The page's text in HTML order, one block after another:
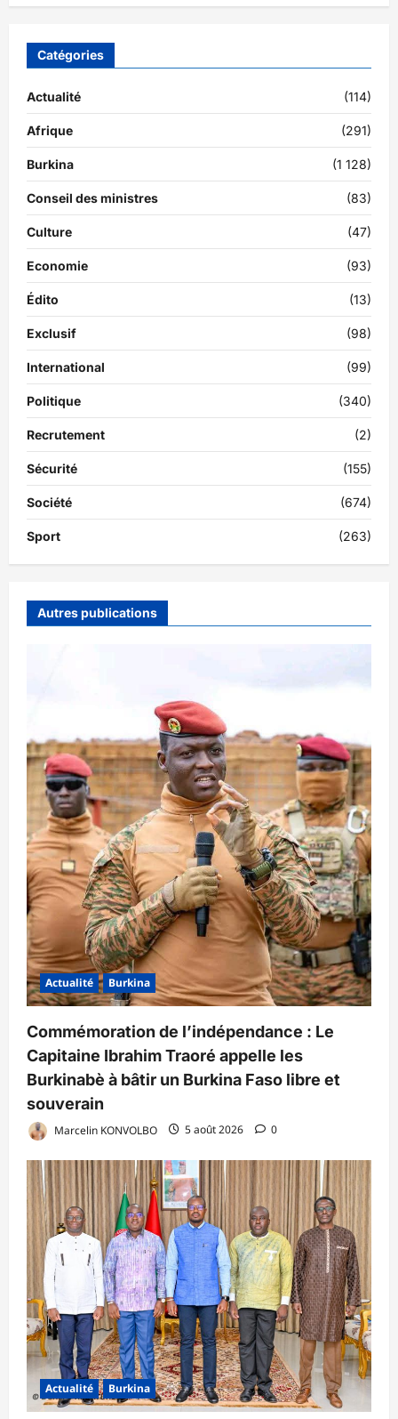
Catégories
Actualité (114)
Afrique (291)
Burkina (1 128)
Conseil des ministres (83)
Culture (47)
Economie (93)
Édito (13)
Exclusif (98)
International (99)
Politique (340)
Recrutement (2)
Sécurité (155)
Société (674)
Sport (263)
Autres publications
Actualité Burkina
Commémoration de l’indépendance : Le
Capitaine Ibrahim Traoré appelle les
Burkinabè à bâtir un Burkina Faso libre et
souverain
Marcelin KONVOLBO 5 août 2026 0
Actualité Burkina